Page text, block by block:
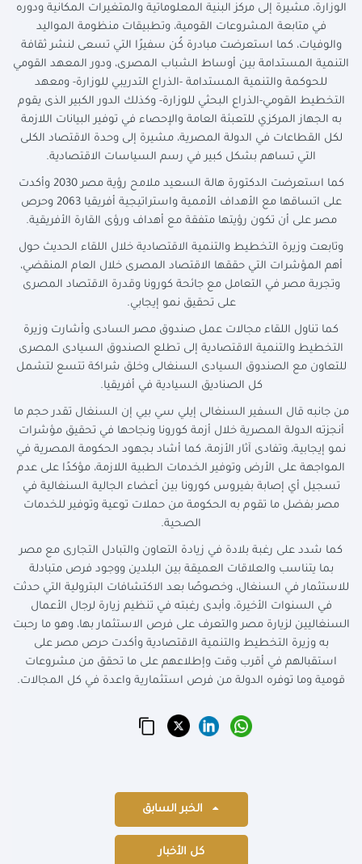
الوزارة، مشيرة إلى مركز البنية المعلوماتية والمتغيرات المكانية ودوره
في متابعة المشروعات القومية، وتطبيقات منظومة المواليد
والوفيات، كما استعرضت مبادرة كُن سفيرًا التي تسعى لنشر ثقافة
التنمية المستدامة بين أوساط الشباب المصرى، ودور المعهد القومي
للحوكمة والتنمية المستدامة -الذراع التدريبي للوزارة- ومعهد
التخطيط القومي-الذراع البحثي للوزارة- وكذلك الدور الكبير الذى يقوم
به الجهاز المركزي للتعبئة العامة والإحصاء في توفير البيانات اللازمة
لكل القطاعات في الدولة المصرية، مشيرة إلى وحدة الاقتصاد الكلى
التي تساهم بشكل كبير في رسم السياسات الاقتصادية.
كما استعرضت الدكتورة هالة السعيد ملامح رؤية مصر 2030 وأكدت
على اتساقها مع الأهداف الأممية واستراتيجية أفريقيا 2063 وحرص
مصر على أن تكون رؤيتها متفقة مع أهداف ورؤى القارة الأفريقية.
وتابعت وزيرة التخطيط والتنمية الاقتصادية خلال اللقاء الحديث حول
أهم المؤشرات التي حققها الاقتصاد المصرى خلال العام المنقضي،
وتجربة مصر في التعامل مع جائحة كورونا وقدرة الاقتصاد المصرى
على تحقيق نمو إيجابي.
كما تناول اللقاء مجالات عمل صندوق مصر السادى وأشارت وزيرة
التخطيط والتنمية الاقتصادية إلى تطلع الصندوق السيادى المصرى
للتعاون مع الصندوق السيادى السنغالى وخلق شراكة تتسع لتشمل
كل الصناديق السيادية في أفريقيا.
من جانبه قال السفير السنغالى إيلي سي بيي إن السنغال تقدر حجم ما
أنجزته الدولة المصرية خلال أزمة كورونا ونجاحها في تحقيق مؤشرات
نمو إيجابية، وتفادى آثار الأزمة، كما أشاد بجهود الحكومة المصرية في
المواجهة على الأرض وتوفير الخدمات الطبية اللازمة، مؤكدًا على عدم
تسجيل أي إصابة بفيروس كورونا بين أعضاء الجالية السنغالية في
مصر بفضل ما تقوم به الحكومة من حملات توعية وتوفير للخدمات
الصحية.
كما شدد على رغبة بلادة في زيادة التعاون والتبادل التجارى مع مصر
بما يتناسب والعلاقات العميقة بين البلدين ووجود فرص متبادلة
للاستثمار في السنغال، وخصوصًا بعد الاكتشافات البترولية التي حدثت
في السنوات الأخيرة، وأبدى رغبته في تنظيم زيارة لرجال الأعمال
السنغاليين لزيارة مصر والتعرف على فرص الاستثمار بها، وهو ما رحبت
به وزيرة التخطيط والتنمية الاقتصادية وأكدت حرص مصر على
استقبالهم في أقرب وقت وإطلاعهم على ما تحقق من مشروعات
قومية وما توفره الدولة من فرص استثمارية واعدة في كل المجالات.
الخبر السابق
كل الأخبار